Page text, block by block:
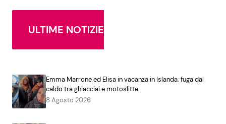
ULTIME NOTIZIE
Emma Marrone ed Elisa in vacanza in Islanda: fuga dal
caldo tra ghiacciai e motoslitte
8 Agosto 2026